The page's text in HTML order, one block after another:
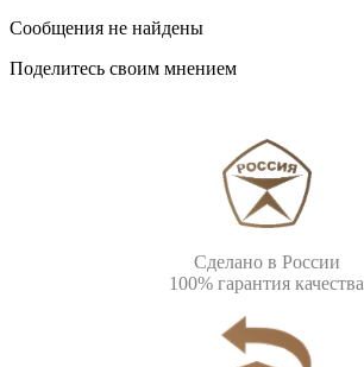
Сообщения не найдены
Поделитесь своим мнением
Сделано в России
100% гарантия качества